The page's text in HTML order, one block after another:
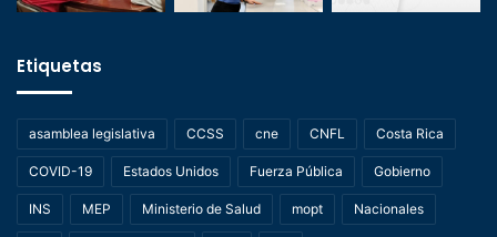
Etiquetas
asamblea legislativa CCSS cne CNFL Costa Rica
COVID-19 Estados Unidos Fuerza Pública Gobierno
INS MEP Ministerio de Salud mopt Nacionales